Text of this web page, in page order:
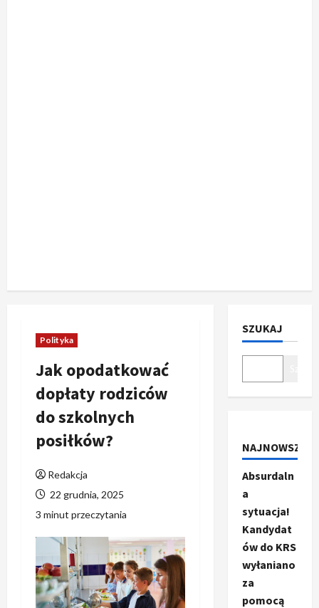
Polityka
Jak opodatkować
dopłaty rodziców
do szkolnych
posiłków?
Redakcja
22 grudnia, 2025
3 minut przeczytania
SZUKAJ
NAJNOWSZE
Absurdaln
a
sytuacja!
Kandydat
ów do KRS
wyłaniano
za
pomocą